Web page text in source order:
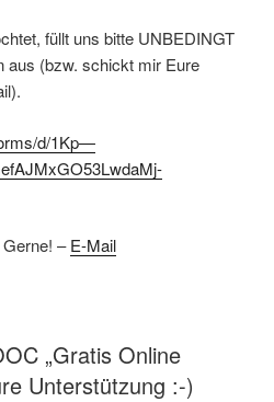
füllt uns bitte UNBEDINGT
aus (bzw. schickt mir Eure
d/1Kp—
Gerne! –E-Mail
„Gratis Online
Unterstützung :-)